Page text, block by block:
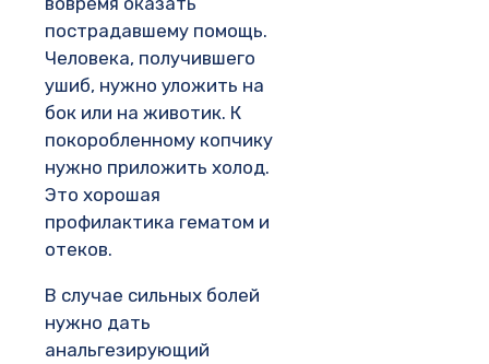
пострадавшему помощь.
Человека, получившего
ушиб, нужно уложить на
бок или на животик. К
покоробленному копчику
нужно приложить холод.
Это хорошая
профилактика гематом и
отеков.
В случае сильных болей
нужно дать
анальгезирующий